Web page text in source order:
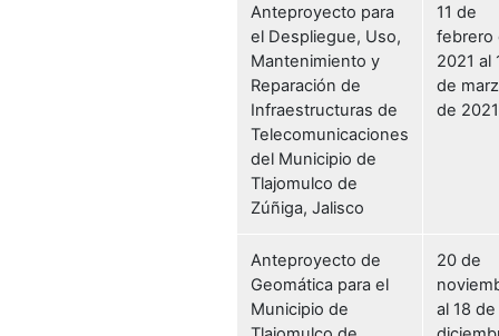
Anteproyecto para
el Despliegue, Uso,
Mantenimiento y
Reparación de
Infraestructuras de
Telecomunicaciones
del Municipio de
Tlajomulco de
Zúñiga, Jalisco
11 de
febrero
2021 al
de
de
Anteproyecto de
Geomática para el
Municipio de
20 de
al 18 de